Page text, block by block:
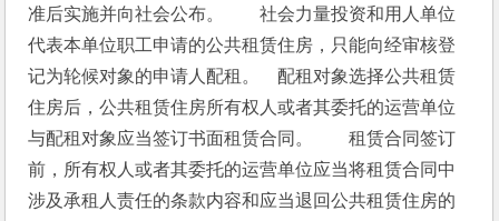
准后实施并向社会公布。　　社会力量投资和用人单位
代表本单位职工申请的公共租赁住房，只能向经审核登
记为轮候对象的申请人配租。　配租对象选择公共租赁
住房后，公共租赁住房所有权人或者其委托的运营单位
与配租对象应当签订书面租赁合同。　　租赁合同签订
前，所有权人或者其委托的运营单位应当将租赁合同中
涉及承租人责任的条款内容和应当退回公共租赁住房的